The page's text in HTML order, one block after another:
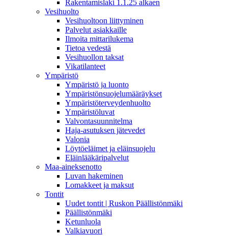
Rakentamislaki 1.1.25 alkaen
Vesihuolto
Vesihuoltoon liittyminen
Palvelut asiakkaille
Ilmoita mittarilukema
Tietoa vedestä
Vesihuollon taksat
Vikatilanteet
Ympäristö
Ympäristö ja luonto
Ympäristönsuojelumääräykset
Ympäristöterveydenhuolto
Ympäristöluvat
Valvontasuunnitelma
Haja-asutuksen jätevedet
Valonia
Löytöeläimet ja eläinsuojelu
Eläinlääkäripalvelut
Maa-aineksenotto
Luvan hakeminen
Lomakkeet ja maksut
Tontit
Uudet tontit | Ruskon Päällistönmäki
Päällistönmäki
Ketunluola
Valkiavuori